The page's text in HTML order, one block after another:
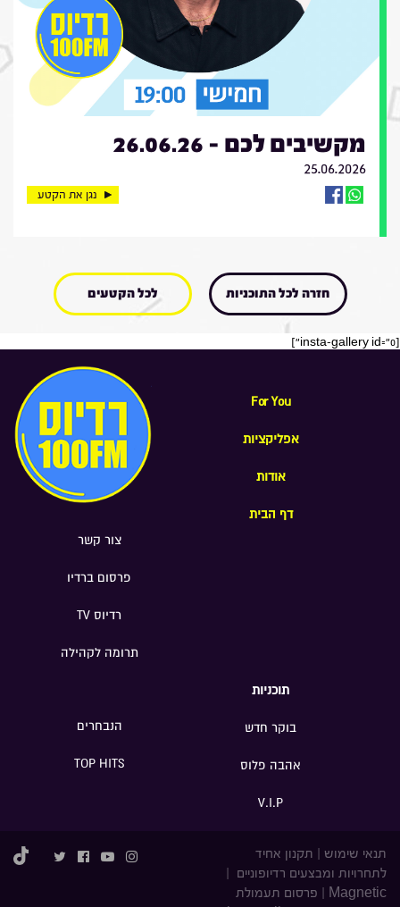
מקשיבים לכם - 26.06.26
25.06.2026
נגן את הקטע
חזרה לכל התוכניות לכל הקטעים
[insta-gallery id="0"]
For You
אפליקציות
אודות
דף הבית
צור קשר
פרסום ברדיו
רדיוס TV
תרומה לקהילה
תוכניות
בוקר חדש
אהבה פלוס
V.I.P
הנבחרים
TOP HITS
תנאי שימוש
תקנון אחיד
לתחרויות ומבצעים רדיופוניים
Magnetic
פרסום תעמולת